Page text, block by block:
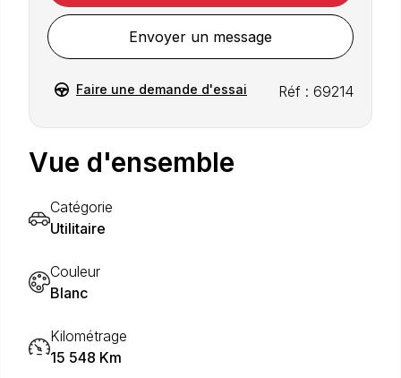
Envoyer un message
Faire une demande d'essai Réf : 69214
Vue d'ensemble
Catégorie
Utilitaire
Couleur
Blanc
Kilométrage
15 548 Km